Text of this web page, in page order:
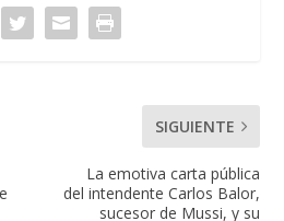
SIGUIENTE
La emotiva carta pública
del intendente Carlos Balor,
sucesor de Mussi, y su